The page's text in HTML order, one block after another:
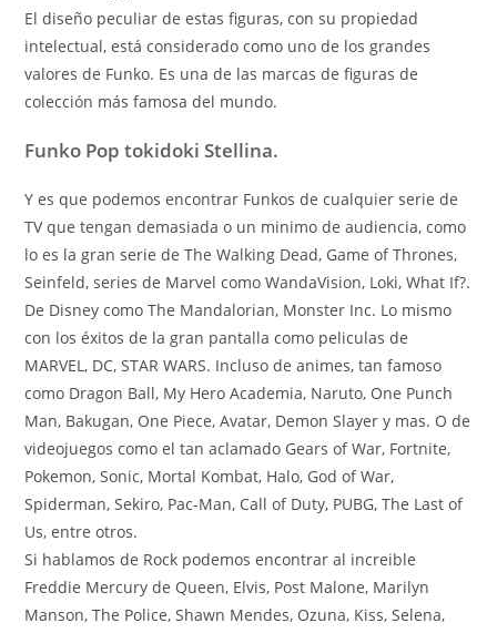
El diseño peculiar de estas figuras, con su propiedad
intelectual, está considerado como uno de los grandes
valores de Funko. Es una de las marcas de figuras de
colección más famosa del mundo.
Funko Pop tokidoki Stellina.
Y es que podemos encontrar Funkos de cualquier serie de
TV que tengan demasiada o un minimo de audiencia, como
lo es la gran serie de The Walking Dead, Game of Thrones,
Seinfeld, series de Marvel como WandaVision, Loki, What If?.
De Disney como The Mandalorian, Monster Inc. Lo mismo
con los éxitos de la gran pantalla como peliculas de
MARVEL, DC, STAR WARS. Incluso de animes, tan famoso
como Dragon Ball, My Hero Academia, Naruto, One Punch
Man, Bakugan, One Piece, Avatar, Demon Slayer y mas. O de
videojuegos como el tan aclamado Gears of War, Fortnite,
Pokemon, Sonic, Mortal Kombat, Halo, God of War,
Spiderman, Sekiro, Pac-Man, Call of Duty, PUBG, The Last of
Us, entre otros.
Si hablamos de Rock podemos encontrar al increible
Freddie Mercury de Queen, Elvis, Post Malone, Marilyn
Manson, The Police, Shawn Mendes, Ozuna, Kiss, Selena,